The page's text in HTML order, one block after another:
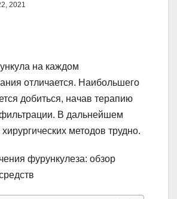
2021
на каждом
отличается. Наибольшего
добиться, начав терапию
В дальнейшем
методов трудно.